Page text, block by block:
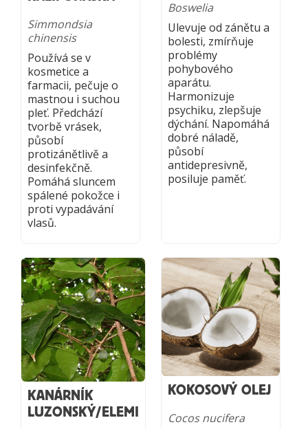
Simmondsia
chinensis
Používá se v
kosmetice a
farmacii, pečuje o
mastnou i suchou
pleť. Předchází
tvorbě vrásek,
působí
protizánětlivě a
desinfekčně.
Pomáhá sluncem
spálené pokožce i
proti vypadávání
vlasů.
Boswelia
Ulevuje od zánětu a
bolesti, zmírňuje
problémy
pohybového
aparátu.
Harmonizuje
psychiku, zlepšuje
dýchání. Napomáhá
dobré náladě,
působí
antidepresivně,
posiluje paměť.
KANÁRNÍK
LUZONSKÝ/ELEMI
KOKOSOVÝ OLEJ
Cocos nucifera